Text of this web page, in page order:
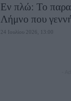
Εν πλώ: Το
Λήμνο που
24 Ιουλίου 2026, 13:00